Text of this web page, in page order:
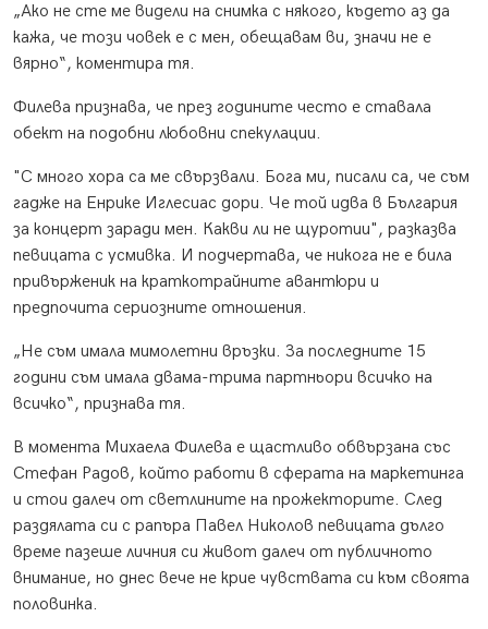
„Ако не сте ме видели на снимка с някого, където аз да
кажа, че този човек е с мен, обещавам ви, значи не е
вярно“, коментира тя.
Филева признава, че през годините често е ставала
обект на подобни любовни спекулации.
"С много хора са ме свързвали. Бога ми, писали са, че съм
гадже на Енрике Иглесиас дори. Че той идва в България
за концерт заради мен. Какви ли не щуротии", разказва
певицата с усмивка. И подчертава, че никога не е била
привърженик на краткотрайните авантюри и
предпочита сериозните отношения.
„Не съм имала мимолетни връзки. За последните 15
години съм имала двама-трима партньори всичко на
всичко“, признава тя.
В момента Михаела Филева е щастливо обвързана със
Стефан Радов, който работи в сферата на маркетинга
и стои далеч от светлините на прожекторите. След
раздялата си с рапъра Павел Николов певицата дълго
време пазеше личния си живот далеч от публичното
внимание, но днес вече не крие чувствата си към своята
половинка.